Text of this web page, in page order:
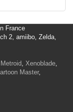
France
2, amiibo, Zelda,
Metroid, Xenoblade,
Master,